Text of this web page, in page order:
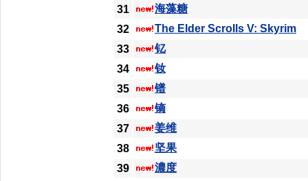
31
海藻糖
32
The Elder Scrolls V: Skyrim
33
钇
34
钕
35
镨
36
镝
37
姜维
38
坚果
39
濃度